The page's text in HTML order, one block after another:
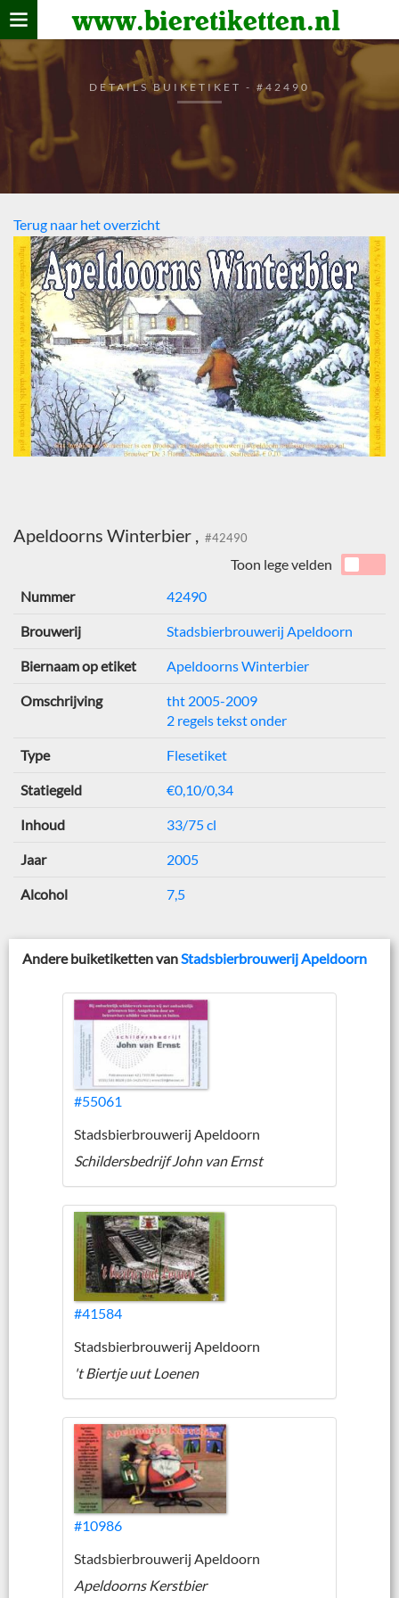
www.bieretiketten.nl
Home
verzamelen
De bierkaart
Bezoekers
DETAILS BUIKETIKET - #42490
Terug naar het overzicht
Apeldoorns Winterbier , #42490
Toon lege velden
Nummer
42490
Brouwerij Stadsbierbrouwerij Apeldoorn
Biernaam op etiket Apeldoorns Winterbier
Omschrijving
tht 2005-2009
2 regels tekst onder
Type Flesetiket
Statiegeld €0,10/0,34
Inhoud 33/75 cl
Jaar 2005
Alcohol 7,5
Andere buiketiketten vanStadsbierbrouwerij Apeldoorn
#55061
Stadsbierbrouwerij Apeldoorn
Schildersbedrijf John van Ernst
#41584
Stadsbierbrouwerij Apeldoorn
't Biertje uut Loenen
#10986
Stadsbierbrouwerij Apeldoorn
Apeldoorns Kerstbier